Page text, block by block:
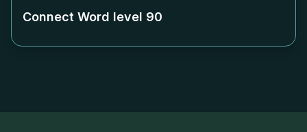
Connect Word level 90